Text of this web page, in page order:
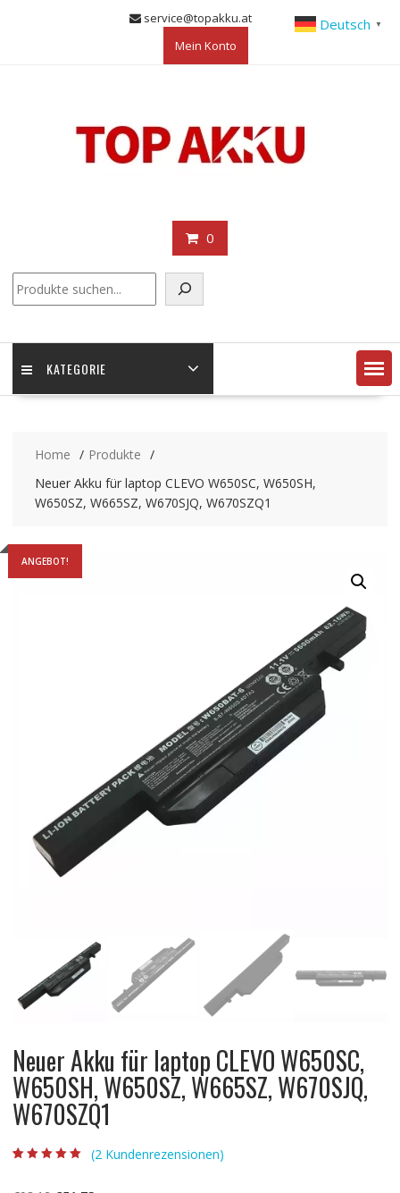
service@topakku.at
Mein Konto
0
KATEGORIE
Home
Produkte
Neuer Akku für laptop CLEVO W650SC, W650SH,
W650SZ, W665SZ, W670SJQ, W670SZQ1
ANGEBOT!
Neuer Akku für laptop CLEVO W650SC,
W650SH, W650SZ, W665SZ, W670SJQ,
W670SZQ1
basierend auf
(2 Kundenrezensionen)
Deutsch ▼